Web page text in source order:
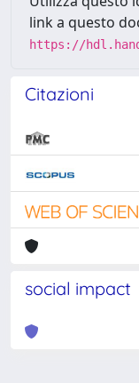
link a questo
https://
Citazioni
social impact